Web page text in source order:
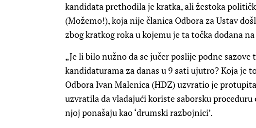
kandidata prethodila je kratka, ali žestoka
(Možemo!), koja nije članica Odbora za Ustav
zbog kratkog roka u kojemu je ta točka dodana
„Je li bilo nužno da se jučer poslije podne
kandidaturama za danas u 9 sati ujutro? Koja je
Odbora Ivan Malenica (HDZ) uzvratio je
uzvratila da vladajući koriste saborsku proceduru
njoj ponašaju kao ‘drumski razbojnici’.